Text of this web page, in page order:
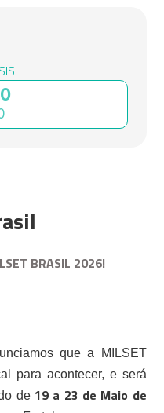
BRASIL 2026!
que a MILSET
para acontecer, e será
de 19 a 23 de Maio de